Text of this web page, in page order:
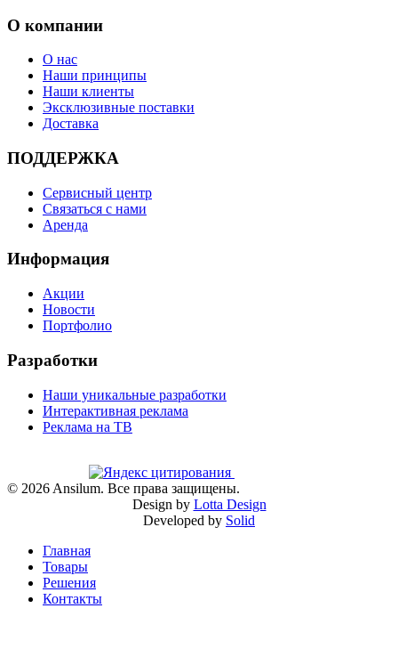
О компании
О нас
Наши принципы
Наши клиенты
Эксклюзивные поставки
Доставка
ПОДДЕРЖКА
Сервисный центр
Связаться с нами
Аренда
Информация
Акции
Новости
Портфолио
Разработки
Наши уникальные разработки
Интерактивная реклама
Реклама на ТВ
© 2026 Ansilum. Все права защищены.
Design by Lotta Design
Developed by Solid
Главная
Товары
Решения
Контакты